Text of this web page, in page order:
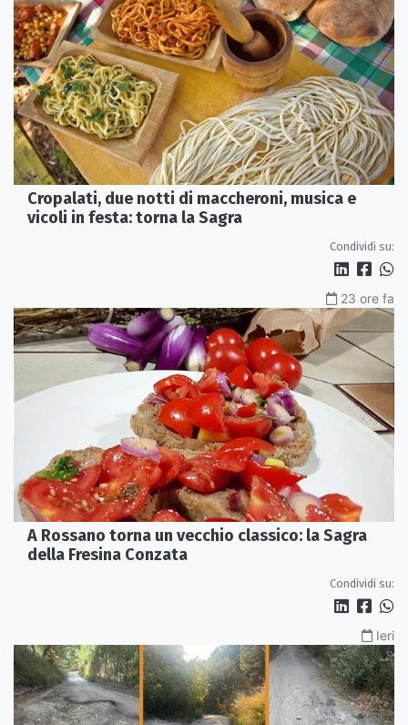
Cropalati, due notti di maccheroni, musica e
vicoli in festa: torna la Sagra
Condividi su:
23 ore fa
A Rossano torna un vecchio classico: la Sagra
della Fresina Conzata
Condividi su:
Ieri